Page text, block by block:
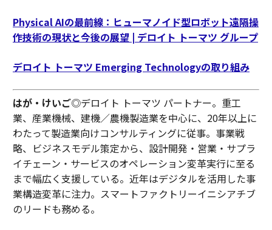
Physical AIの最前線：ヒューマノイド型ロボット遠隔操
作技術の現状と今後の展望 | デロイト トーマツ グループ
デロイト トーマツ Emerging Technologyの取り組み
はが・けいご◎デロイト トーマツ パートナー。重工
業、産業機械、建機／農機製造業を中心に、20年以上に
わたって製造業向けコンサルティングに従事。事業戦
略、ビジネスモデル策定から、設計開発・営業・サプラ
イチェーン・サービスのオペレーション変革実行に至る
まで幅広く支援している。近年はデジタルを活用した事
業構造変革に注力。スマートファクトリーイニシアチブ
のリードも務める。